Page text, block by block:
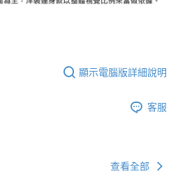
顯示電腦版詳細說明
客服
查看全部